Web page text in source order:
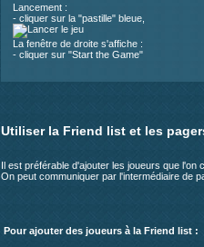
Lancement :
- cliquer sur la "pastille" bleue,
La fenêtre de droite s'affiche :
- cliquer sur "Start the Game"
Utiliser la Friend list et les
Il est préférable d'ajouter les joueurs que l'on
On peut communiquer par l'intermédiaire de
Pour ajouter des joueurs à la Friend list :